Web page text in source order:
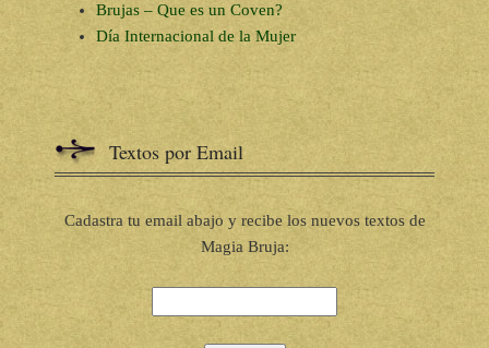
Brujas – Que es un Coven?
Día Internacional de la Mujer
Textos por Email
Cadastra tu email abajo y recibe los nuevos textos de
Magia Bruja: